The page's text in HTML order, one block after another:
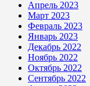
Апрель 2023
Март 2023
Февраль 2023
Январь 2023
Декабрь 2022
Ноябрь 2022
Октябрь 2022
Сентябрь 2022